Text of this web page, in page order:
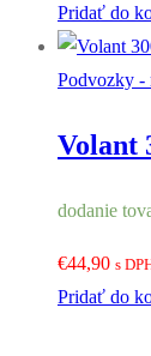
Pridať do
Podvozky -
Volant
dodanie
€44,90 s
Pridať do